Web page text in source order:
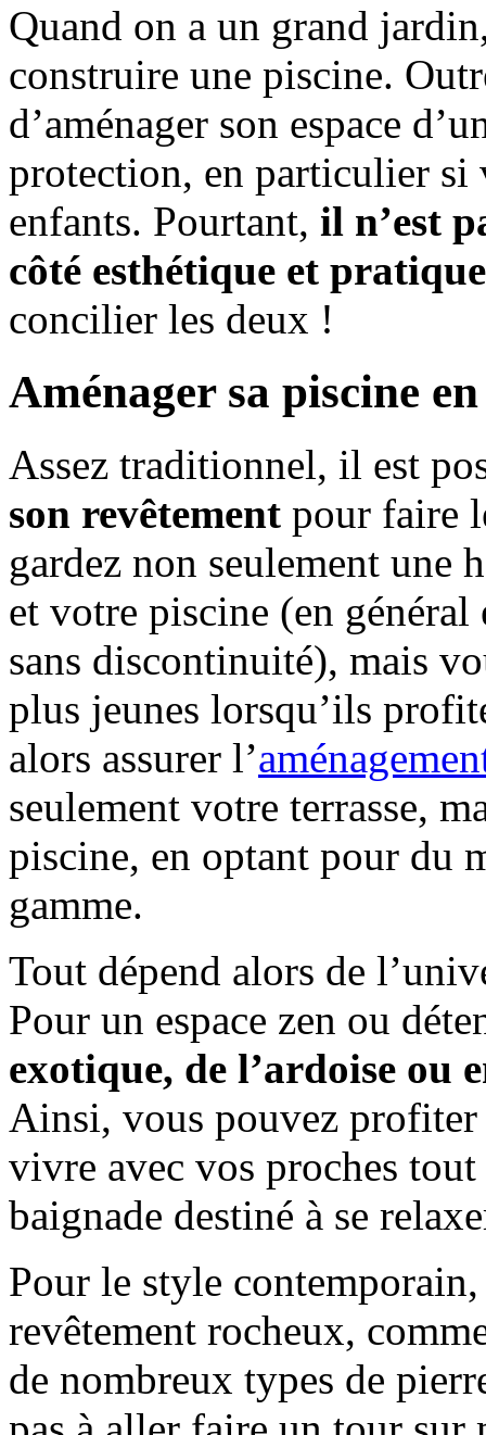
Quand on a un grand
construire une piscine.
d’aménager son espace
protection, en particulier si
enfants. Pourtant, il n’est
côté esthétique et pratique
concilier les deux !
Aménager sa piscine
Assez traditionnel, il est
son revêtement pour faire
gardez non seulement une
et votre piscine (en
sans discontinuité), mais
plus jeunes lorsqu’ils
alors assurer l’
seulement votre terrasse,
piscine, en optant pour du
gamme.
Tout dépend alors de
Pour un espace zen ou
exotique, de l’ardoise ou
Ainsi, vous pouvez profiter
vivre avec vos proches
baignade destiné à se
Pour le style
revêtement rocheux,
de nombreux types de